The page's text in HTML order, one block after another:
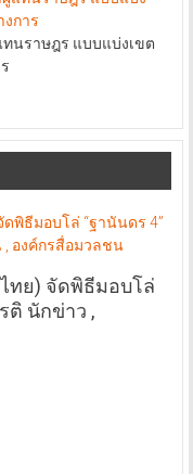
นราษฎร แบบแบ่งเขต
ทย) จัดพิธีมอบโล่
ติ นักข่าว ,